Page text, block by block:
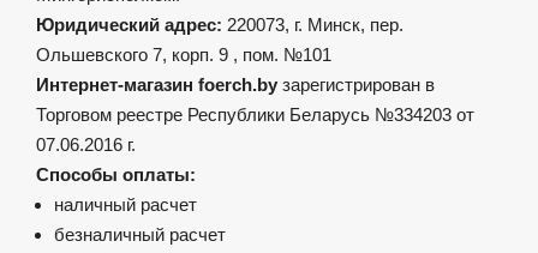
Юридический адрес: 220073, г. Минск, пер.
Ольшевского 7, корп. 9 , пом. №101
Интернет-магазин foerch.by зарегистрирован в
Торговом реестре Республики Беларусь №334203 от
07.06.2016 г.
Способы оплаты:
наличный расчет
безналичный расчет